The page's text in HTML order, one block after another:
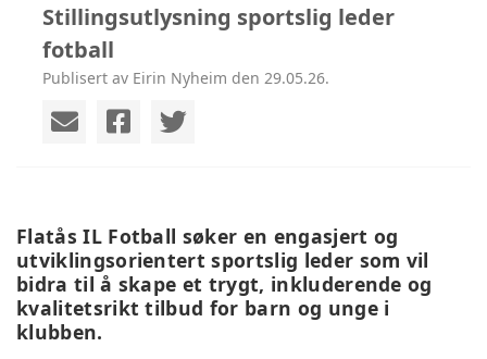
Stillingsutlysning sportslig leder
fotball
Publisert av Eirin Nyheim den 29.05.26.
Flatås IL Fotball søker en engasjert og
utviklingsorientert sportslig leder som vil
bidra til å skape et trygt, inkluderende og
kvalitetsrikt tilbud for barn og unge i
klubben.